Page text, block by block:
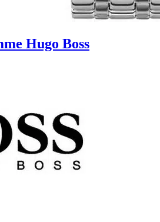
Hugo Boss